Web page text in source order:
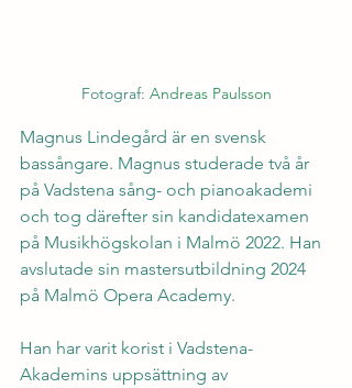
Fotograf: Andreas Paulsson
Magnus Lindegård är en svensk
bassångare. Magnus studerade två år
på Vadstena sång- och pianoakademi
och tog därefter sin kandidatexamen
på Musikhögskolan i Malmö 2022. Han
avslutade sin mastersutbildning 2024
på Malmö Opera Academy.
Han har varit korist i Vadstena-
Akademins uppsättning av